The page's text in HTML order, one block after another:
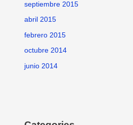
septiembre 2015
abril 2015
febrero 2015
octubre 2014
junio 2014